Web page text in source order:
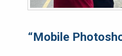
“Mobile